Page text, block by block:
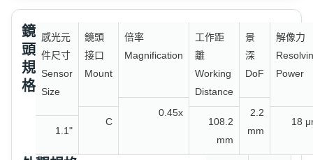
鏡
頭
規
格
感光元
件尺寸
Sensor
Size
1.1"
鏡頭
接口
Mount
C
倍率
Magnification
0.45x
工作距
離
Working
Distance
108.2
mm
景
深
DoF
2.2
mm
解像力
Power
18